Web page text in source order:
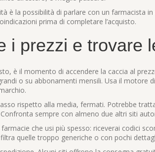
è la possibilità di parlare con un farmacista
prima di completare l’acquisto.
i prezzi e trovare
è il momento di accendere la caccia al
o su abbonamenti mensili. Usa il motore
rispetto alla media, fermati. Potrebbe
sempre con almeno due altri siti
che usi più spesso: riceverai codici
quelle troppo generiche o con pochi